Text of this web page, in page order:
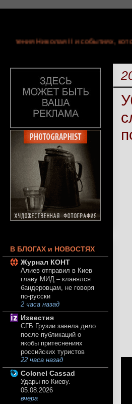
правления Николая II и
В БЛОГАХ и НОВОСТЯХ
Журнал КОНТ
Алиев отправил в Киев
главу МИД – кланялся
бандеровцам, не говоря
по-русски
2 часа назад
Известия
СГБ Грузии завела дело
после публикаций о
якобы притеснениях
российских туристов
22 часа назад
Colonel Cassad
Удары по Киеву.
05.08.2026
вчера